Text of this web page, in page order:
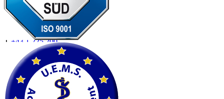
Petscan
Fleischmarkt 19
1010 Wien
T +43 1 225 200
+43 1 225 200 22
petscan@imaging.at